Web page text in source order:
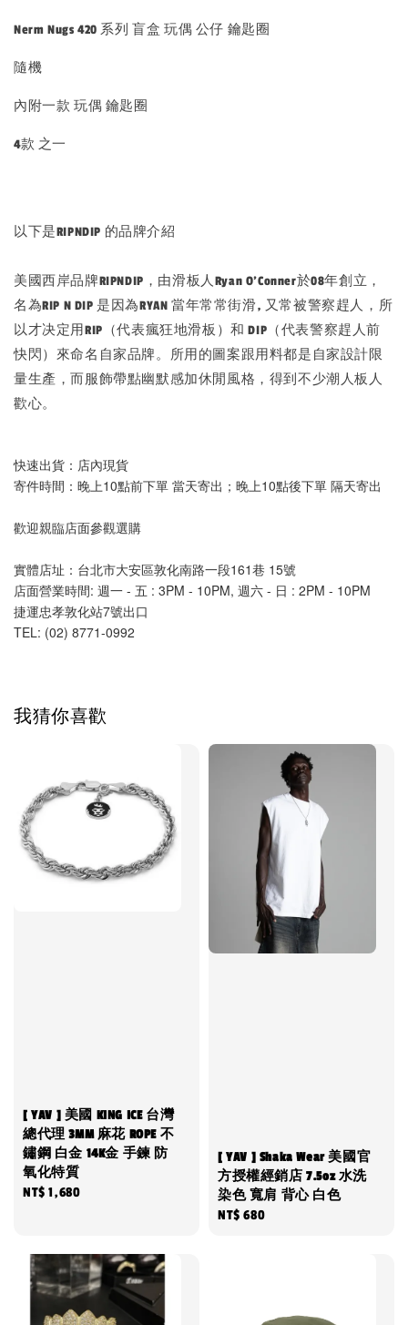
Nerm Nugs 420 系列 盲盒 玩偶 公仔 鑰匙圈
隨機
內附一款 玩偶 鑰匙圈
4款 之一
以下是RIPNDIP 的品牌介紹
美國西岸品牌RIPNDIP，由滑板人Ryan O’Conner於08年創立，
名為RIP N DIP 是因為RYAN 當年常常街滑, 又常被警察趕人，所
以才决定用RIP（代表瘋狂地滑板）和 DIP（代表警察趕人前
快閃）來命名自家品牌。所用的圖案跟用料都是自家設計限
量生產，而服飾帶點幽默感加休閒風格，得到不少潮人板人
歡心。
快速出貨：店內現貨
寄件時間：晚上10點前下單 當天寄出；晚上10點後下單 隔天寄出
歡迎親臨店面參觀選購
實體店址：台北市大安區敦化南路一段161巷 15號
店面營業時間: 週一 - 五 : 3PM - 10PM, 週六 - 日 : 2PM - 10PM
捷運忠孝敦化站7號出口
TEL: (02) 8771-0992
我猜你喜歡
[ YAV ] 美國 KING ICE 台灣
總代理 3MM 麻花 ROPE 不
鏽鋼 白金 14K金 手鍊 防
氧化特質
Regular
NT$ 1,680
[ YAV ] Shaka Wear 美國官
方授權經銷店 7.5oz 水洗
染色 寬肩 背心 白色
Regular
NT$ 680